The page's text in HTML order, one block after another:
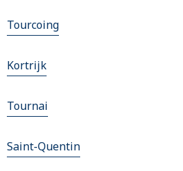
Tourcoing
Kortrijk
Tournai
Saint-Quentin